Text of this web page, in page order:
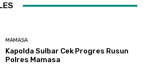
MAMASA
Kapolda Sulbar Cek Progres Rusun
Polres Mamasa